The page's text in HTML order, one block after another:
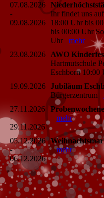
07.08.2026
-
09.08.2026
Ihr findet uns
18:00 Uhr bis
bis 00:00 Uhr
Uhr mehr
23.08.2026
AWO
Hartmutschule
Eschborn
19.09.2026 Jubiläum
Bürgerzentrum
27.11.2026
-
29.11.2026
mehr
05.12.2026
-
06.12.2026
mehr